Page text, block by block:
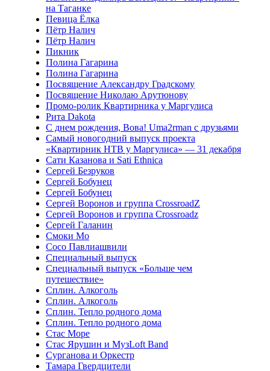
на Таганке
Певица Ёлка
Пётр Налич
Пётр Налич
Пикник
Полина Гагарина
Полина Гагарина
Посвящение Александру Градскому
Посвящение Николаю Арутюнову
Промо-ролик Квартирника у Маргулиса
Рита Dakota
С днем рождения, Вова! Uma2rman с друзьями
Самый новогодний выпуск проекта
«Квартирник НТВ у Маргулиса» — 31 декабря
Сати Казанова и Sati Ethnica
Сергей Безруков
Сергей Бобунец
Сергей Бобунец
Сергей Воронов и группа CrossroadZ
Сергей Воронов и группа Crossroadz
Сергей Галанин
Смоки Мо
Сосо Павлиашвили
Специальный выпуск
Специальный выпуск «Больше чем
путешествие»
Сплин. Алкоголь
Сплин. Алкоголь
Сплин. Тепло родного дома
Сплин. Тепло родного дома
Стас Море
Стас Ярушин и МузLoft Band
Сурганова и Оркестр
Тамара Гвердцители